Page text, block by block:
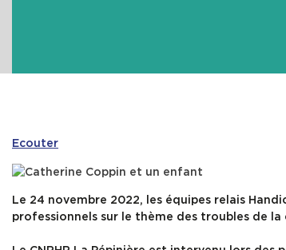
Ecouter
Le 24 novembre 2022, les équipes relais
professionnels sur le thème des troubles de